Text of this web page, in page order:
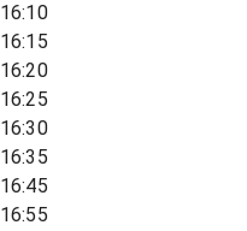
16:10
16:15
16:20
16:25
16:30
16:35
16:45
16:55